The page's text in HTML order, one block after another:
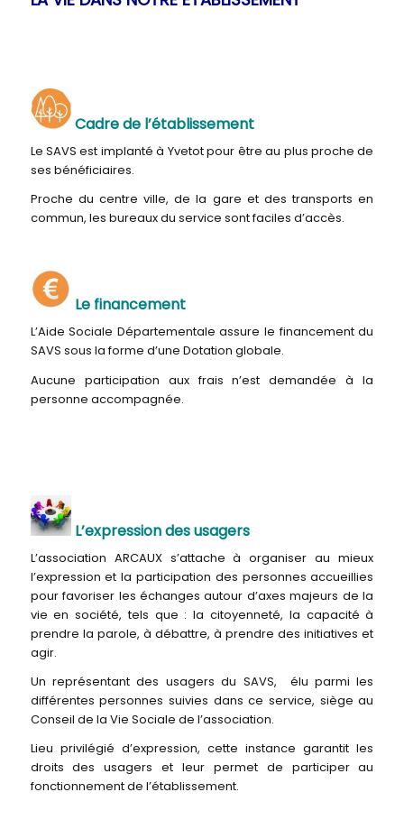
Cadre de l’établissement
Le SAVS est implanté à Yvetot pour être au plus proche de
ses bénéficiaires.
Proche du centre ville, de la gare et des transports en
commun, les bureaux du service sont faciles d’accès.
Le financement
L’Aide Sociale Départementale assure le financement du
SAVS sous la forme d’une Dotation globale.
Aucune participation aux frais n’est demandée à la
personne accompagnée.
L’expression des usagers
L’association ARCAUX s’attache à organiser au mieux
l’expression et la participation des personnes accueillies
pour favoriser les échanges autour d’axes majeurs de la
vie en société, tels que : la citoyenneté, la capacité à
prendre la parole, à débattre, à prendre des initiatives et
agir.
Un représentant des usagers du SAVS, élu parmi les
différentes personnes suivies dans ce service, siège au
Conseil de la Vie Sociale de l’association.
Lieu privilégié d’expression, cette instance garantit les
droits des usagers et leur permet de participer au
fonctionnement de l’établissement.